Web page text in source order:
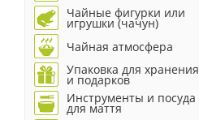
Чайные фигурки или
игрушки (чачун)
Чайная атмосфера
Упаковка для хранения
и подарков
Инструменты и посуда
для маття